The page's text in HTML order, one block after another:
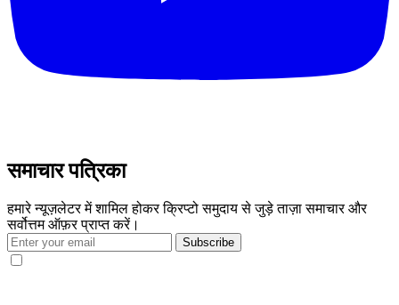
समाचार पत्रिका
हमारे न्यूज़लेटर में शामिल होकर क्रिप्टो समुदाय से जुड़े ताज़ा समाचार और
सर्वोत्तम ऑफ़र प्राप्त करें।
Subscribe